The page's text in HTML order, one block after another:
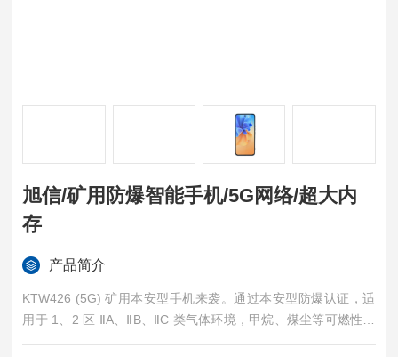
旭信/矿用防爆智能手机/5G网络/超大内
存
产品简介
KTW426 (5G) 矿用本安型手机来袭。通过本安型防爆认证，适
用于 1、2 区 ⅡA、ⅡB、ⅡC 类气体环境，甲烷、煤尘等可燃性粉
尘环境也畅行无阻。体积小巧，方便携带，工作时不添负担。CP